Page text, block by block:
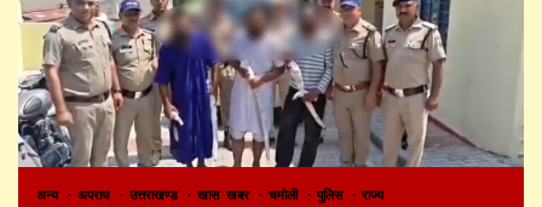
अन्य अपराध उत्तराखण्ड खास खबर चमोली पुलिस राज्य